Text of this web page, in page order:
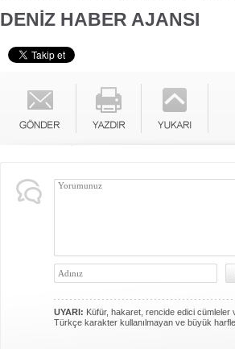
DENİZ HABER AJANSI
UYARI: Küfür, hakaret, rencide edici cümleler
Türkçe karakter kullanılmayan ve büyük